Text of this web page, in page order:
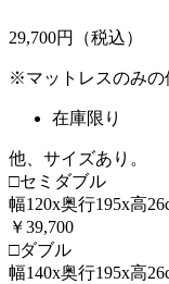
29,700円（税込）
※マットレスのみの
在庫限り
他、サイズあり。
□セミダブル
幅120x奥行195x高
￥39,700
□ダブル
幅140x奥行195x高